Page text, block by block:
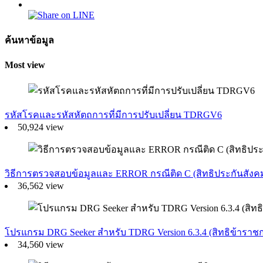
ค้นหาข้อมูล
Most view
รหัสโรคและรหัสหัตถการที่มีการปรับเปลี่ยน TDRGV6
50,924 view
วิธีการตรวจสอบข้อมูลและ ERROR กรณีติด C (สิทธิประกันสังค
36,562 view
โปรแกรม DRG Seeker สำหรับ TDRG Version 6.3.4 (สิทธิข้าราช
34,560 view